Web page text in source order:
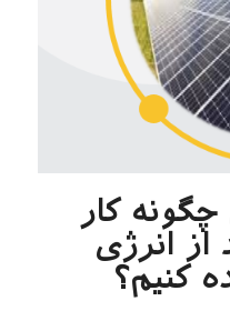
کار
از انرژی
کنیم؟